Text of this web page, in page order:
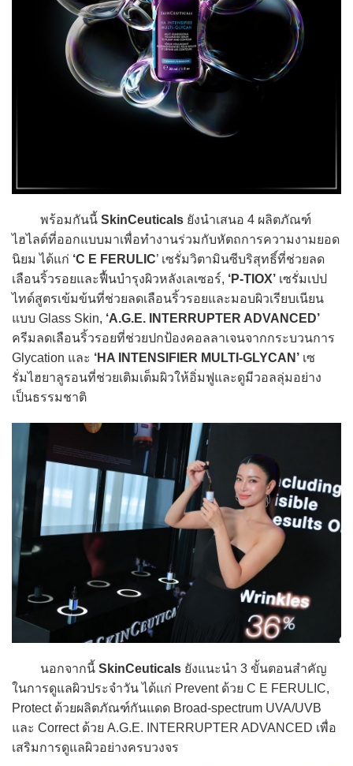
พร้อมกันนี้ SkinCeuticals ยังนำเสนอ 4 ผลิตภัณฑ์
ไฮไลต์ที่ออกแบบมาเพื่อทำงานร่วมกับหัตถการความงามยอด
นิยม ได้แก่ ‘C E FERULIC’ เซรั่มวิตามินซีบริสุทธิ์ที่ช่วยลด
เลือนริ้วรอยและฟื้นบำรุงผิวหลังเลเซอร์, ‘P-TIOX’ เซรั่มเปป
ไทด์สูตรเข้มข้นที่ช่วยลดเลือนริ้วรอยและมอบผิวเรียบเนียน
แบบ Glass Skin, ‘A.G.E. INTERRUPTER ADVANCED’
ครีมลดเลือนริ้วรอยที่ช่วยปกป้องคอลลาเจนจากกระบวนการ
Glycation และ ‘HA INTENSIFIER MULTI-GLYCAN’ เซ
รั่มไฮยาลูรอนที่ช่วยเติมเต็มผิวให้อิ่มฟูและดูมีวอลลุ่มอย่าง
เป็นธรรมชาติ
นอกจากนี้ SkinCeuticals ยังแนะนำ 3 ขั้นตอนสำคัญ
ในการดูแลผิวประจำวัน ได้แก่ Prevent ด้วย C E FERULIC,
Protect ด้วยผลิตภัณฑ์กันแดด Broad-spectrum UVA/UVB
และ Correct ด้วย A.G.E. INTERRUPTER ADVANCED เพื่อ
เสริมการดูแลผิวอย่างครบวงจร